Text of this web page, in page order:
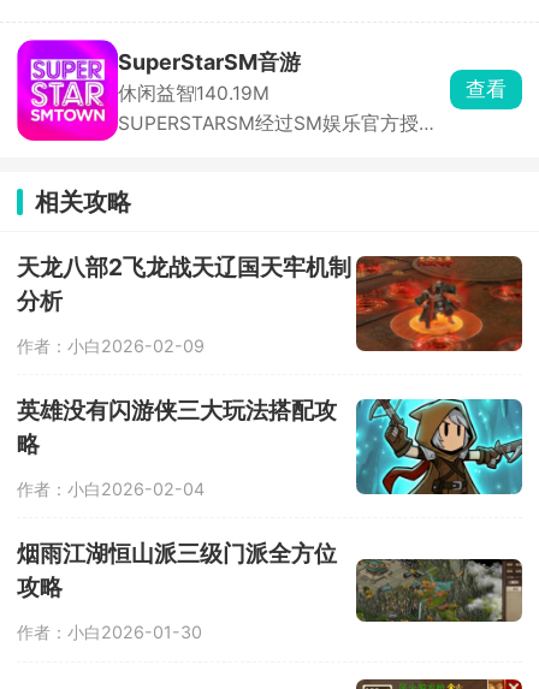
第一名的桂冠。别看游戏玩法简单直
白，实则暗藏诸多技巧。何时主动出
击、何时暂避锋芒，都需要玩家精心谋
划。每一次决策都可能影响战局走向，
去探索其中的奥秘。快来加入这场刺激
的挑战，看看你能否凭借智慧与策略，
故事。可口的披萨国际服主要采用点击
放置操作方式，在披萨上涂抹酱料，放
置食材，最后进行拖动切割，根据顾客
的口味需求，使用各种各样的食材进行
SuperStarSM音游
休闲益智140.19M
SUPERSTARSM经过SM娱乐官方授
到判定线的瞬间点击屏幕完成击打，精
准敲击即可积累分数、推进曲目演奏。
成体系与实时PK竞技两大核心系统。满
足玩家竞技需求。
查看
相关攻略
天龙八部2飞龙战天辽国天牢机制
分析
作者：小白2026-02-09
英雄没有闪游侠三大玩法搭配攻
略
作者：小白2026-02-04
烟雨江湖恒山派三级门派全方位
攻略
作者：小白2026-01-30